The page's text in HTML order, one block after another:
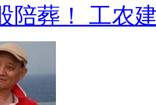
陪葬！ 工农